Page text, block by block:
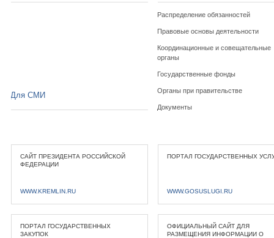
Распределение обязанностей
Правовые основы деятельности
Координационные и совещательные
органы
Государственные фонды
Органы при правительстве
Документы
Для СМИ
САЙТ ПРЕЗИДЕНТА РОССИЙСКОЙ
ФЕДЕРАЦИИ
WWW.KREMLIN.RU
ПОРТАЛ ГОСУДАРСТВЕННЫХ
WWW.GOSUSLUGI.RU
ПОРТАЛ ГОСУДАРСТВЕННЫХ
ЗАКУПОК
ОФИЦИАЛЬНЫЙ САЙТ ДЛЯ
РАЗМЕЩЕНИЯ ИНФОРМАЦИИ О